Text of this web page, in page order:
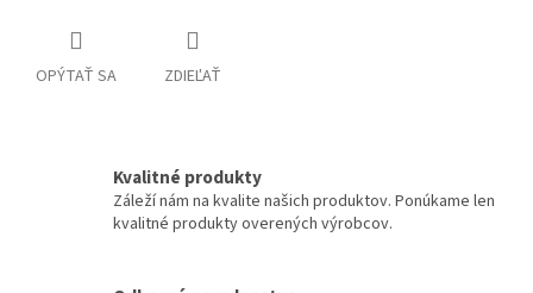
OPÝTAŤ SA ZDIEĽAŤ
Kvalitné produkty
Záleží nám na kvalite našich produktov. Ponúkame len
kvalitné produkty overených výrobcov.